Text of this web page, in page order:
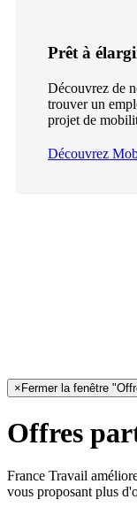
Prêt à
Découvrez de
trouver un
projet de
Découvrez
× Fermer la fenêtre
Offres
France Travail
vous proposant plus